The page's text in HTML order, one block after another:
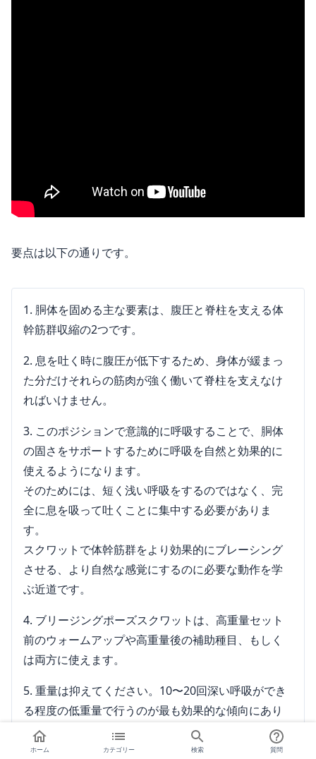
要点は以下の通りです。
胴体を固める主な要素は、腹圧と脊柱を支える体
幹筋群収縮の2つです。
息を吐く時に腹圧が低下するため、身体が緩まっ
た分だけそれらの筋肉が強く働いて脊柱を支えなけ
ればいけません。
このポジションで意識的に呼吸することで、胴体
の固さをサポートするために呼吸を自然と効果的に
使えるようになります。
そのためには、短く浅い呼吸をするのではなく、完
全に息を吸って吐くことに集中する必要がありま
す。
スクワットで体幹筋群をより効果的にブレーシング
させる、より自然な感覚にするのに必要な動作を学
ぶ近道です。
ブリージングポーズスクワットは、高重量セット
前のウォームアップや高重量後の補助種目、もしく
は両方に使えます。
重量は抑えてください。10〜20回深い呼吸ができ
る程度の低重量で行うのが最も効果的な傾向にあり
ます。
その方が怪我のリスクも抑えられます。マックス重
ホーム カテゴリー 検索 質問